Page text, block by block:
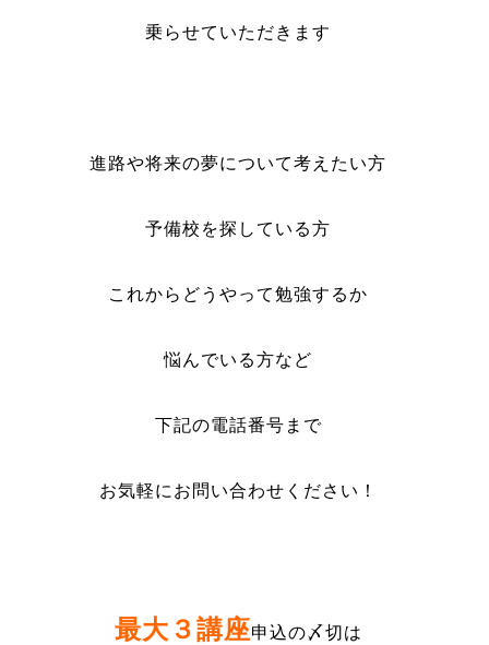
乗らせていただきます
進路や将来の夢について考えたい方
予備校を探している方
これからどうやって勉強するか
悩んでいる方など
下記の電話番号まで
お気軽に お問い合わせください！
最大３講座申込の〆切は